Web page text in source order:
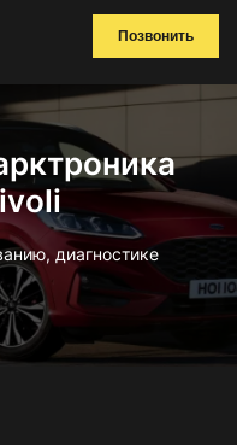
Позвонить
диагностике